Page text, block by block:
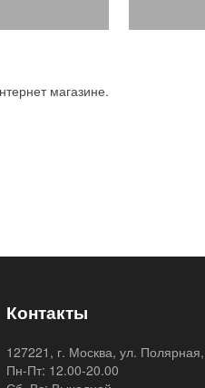
магазине.
Контакты
127221, г. Москва, ул.
Пн-Пт: 12.00-20.00